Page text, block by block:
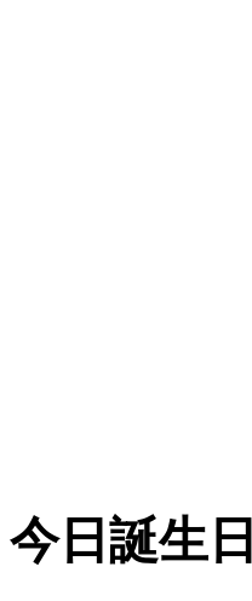
今日誕生